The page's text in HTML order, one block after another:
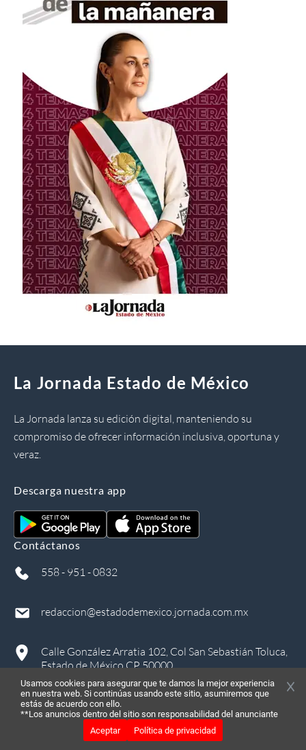
in
La Jornada Estado de México
La Jornada lanza su edición digital, manteniendo su
compromiso de ofrecer información inclusiva, oportuna y
veraz.
Descarga nuestra app
Contáctanos
558 - 951 - 0832
redaccion@estadodemexico.jornada.com.mx
Calle González Arratia 102, Col San Sebastián Toluca,
Estado de México CP 50000
2026, Todos los derechos reservados
Usamos cookies para asegurar que te damos la mejor experiencia
en nuestra web. Si continúas usando este sitio, asumiremos que
estás de acuerdo con ello.
**Los anuncios dentro del sitio son responsabilidad del anunciante
Aceptar
Política de privacidad